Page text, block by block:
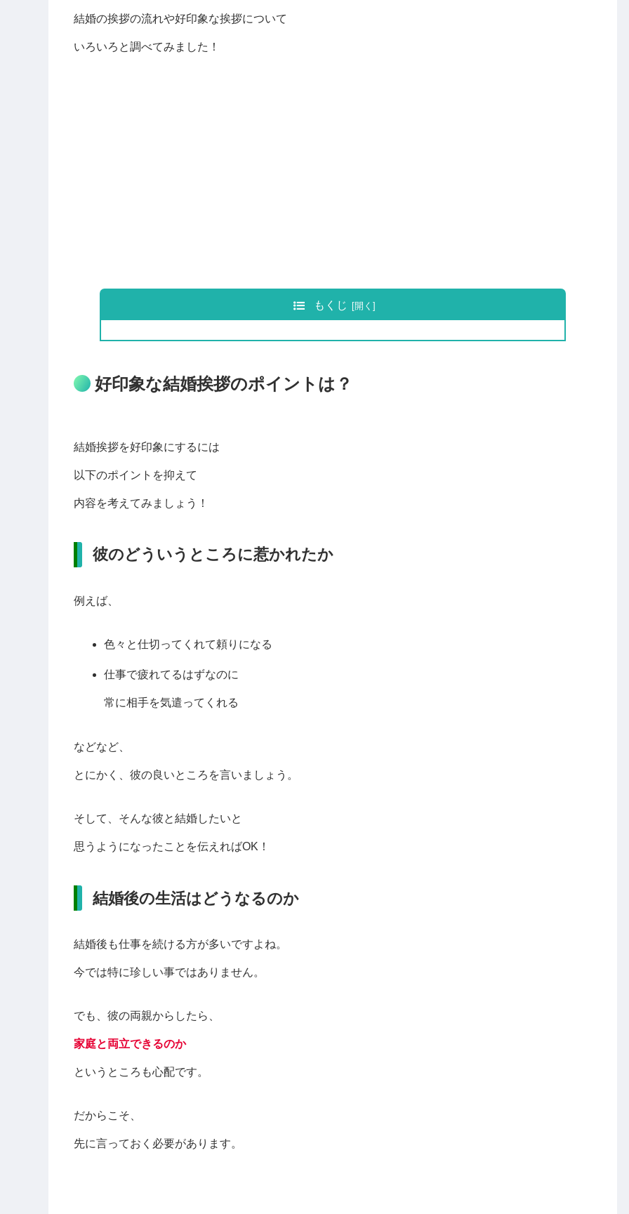
結婚の挨拶の流れや好印象な挨拶について
いろいろと調べてみました！
もくじ
好印象な結婚挨拶のポイントは？
結婚挨拶を好印象にするには
以下のポイントを抑えて
内容を考えてみましょう！
彼のどういうところに惹かれたか
例えば、
色々と仕切ってくれて頼りになる
仕事で疲れてるはずなのに
常に相手を気遣ってくれる
などなど、
とにかく、彼の良いところを言いましょう。
そして、そんな彼と結婚したいと
思うようになったことを伝えればOK！
結婚後の生活はどうなるのか
結婚後も仕事を続ける方が多いですよね。
今では特に珍しい事ではありません。
でも、彼の両親からしたら、
家庭と両立できるのか
というところも心配です。
だからこそ、
先に言っておく必要があります。